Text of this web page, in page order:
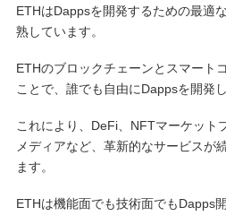
ETHはDappsを開発するための最適
熟しています。
ETHのブロックチェーンとスマート
ことで、誰でも自由にDappsを開発
これにより、DeFi、NFTマーケット
メディアなど、革新的なサービスが
ます。
ETHは機能面でも技術面でもDapps